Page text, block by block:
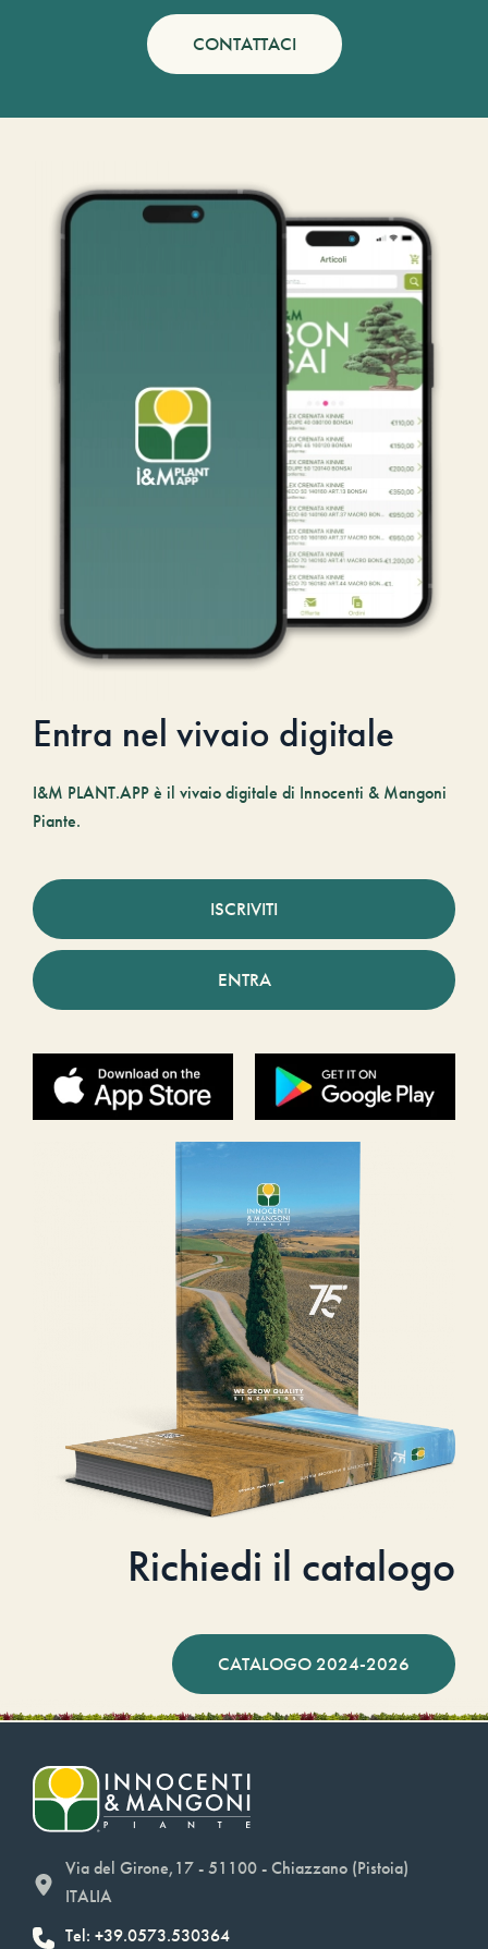
CONTATTACI
Entra nel vivaio digitale
I&M PLANT.APP è il vivaio digitale di Innocenti & Mangoni
Piante.
ISCRIVITI
ENTRA
Richiedi il catalogo
CATALOGO 2024-2026
Via del Girone,17 - 51100 - Chiazzano (Pistoia)
ITALIA
Tel: +39.0573.530364